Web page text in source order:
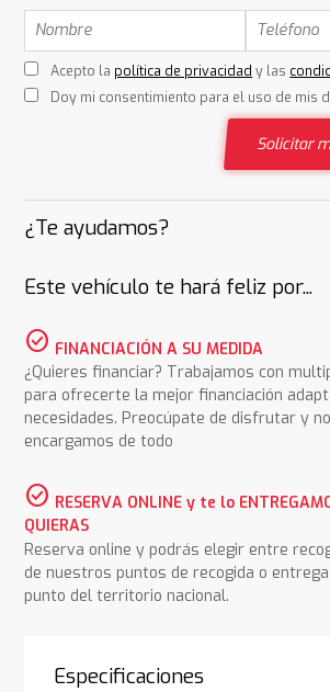
Acepto la política de privacidad y las
Doy mi consentimiento para el uso de mis
Solicitar
¿Te ayudamos?
Este vehículo te hará feliz por...
check_circle FINANCIACIÓN A SU MEDIDA
¿Quieres financiar? Trabajamos con
para ofrecerte la mejor financiación
necesidades. Preocúpate de disfrutar y
encargamos de todo
check_circle RESERVA ONLINE y te lo
QUIERAS
Reserva online y podrás elegir entre
de nuestros puntos de recogida o
punto del territorio nacional.
Especificaciones